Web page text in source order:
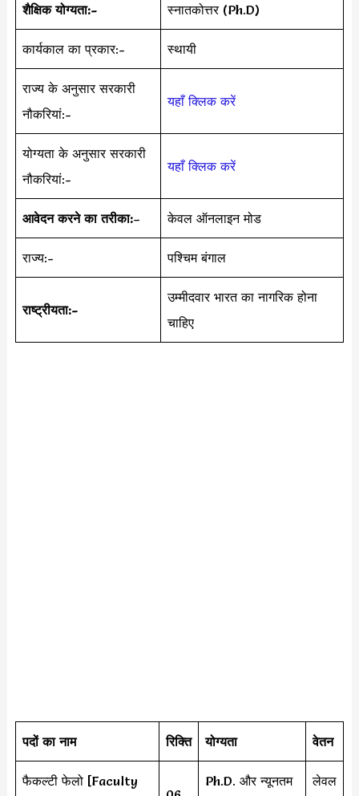
शैक्षिक योग्यता:- स्नातकोत्तर (Ph.D)
कार्यकाल का प्रकार:- स्थायी
राज्य के अनुसार सरकारी
नौकरियां:-
यहाँ क्लिक करें
योग्यता के अनुसार सरकारी
नौकरियां:-
यहाँ क्लिक करें
आवेदन करने का तरीका:– केवल ऑनलाइन मोड
राज्य:- पश्चिम बंगाल
राष्ट्रीयता:-
उम्मीदवार भारत का नागरिक होना
चाहिए
पदों का नाम रिक्ति योग्यता वेतन
फैकल्टी फेलो [Faculty
Ph.D. और न्यूनतम लेवल